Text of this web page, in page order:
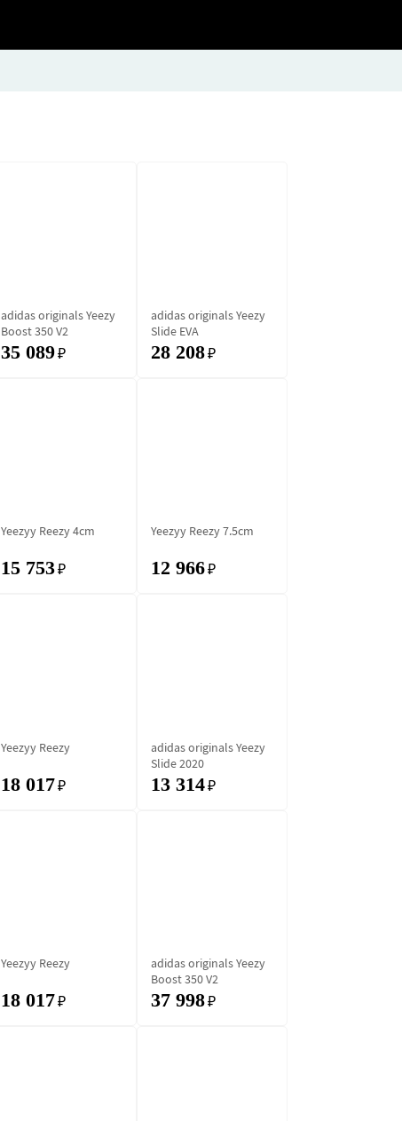
adidas originals Yeezy
Boost 350 V2
35 089₽
adidas originals Yeezy
Slide EVA
28 208₽
Yeezyy Reezy 4cm
15 753₽
Yeezyy Reezy 7.5cm
12 966₽
Yeezyy Reezy
18 017₽
adidas originals Yeezy
Slide 2020
13 314₽
Yeezyy Reezy
18 017₽
adidas originals Yeezy
Boost 350 V2
37 998₽